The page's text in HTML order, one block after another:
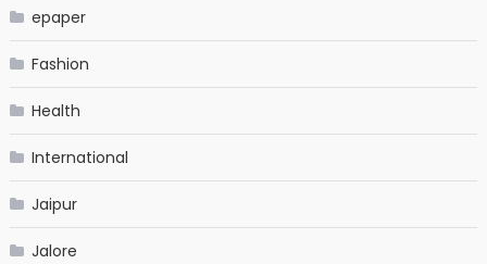
epaper
Fashion
Health
International
Jaipur
Jalore